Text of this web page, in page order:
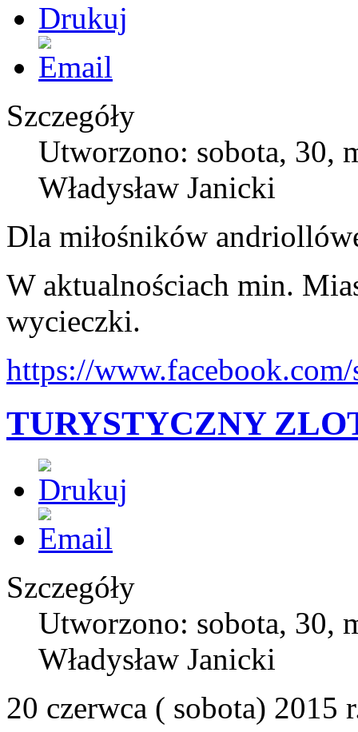
Szczegóły
Utworzono: sobota, 30,
Władysław Janicki
Dla miłośników
W aktualnościach min.
wycieczki.
https://
TURYSTYCZNY
Szczegóły
Utworzono: sobota, 30,
Władysław Janicki
20 czerwca ( sobota) 2015